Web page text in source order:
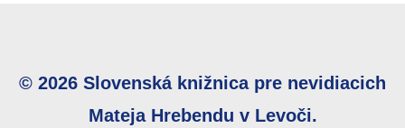
© 2026 Slovenská knižnica pre nevidiacich
Mateja Hrebendu v Levoči.